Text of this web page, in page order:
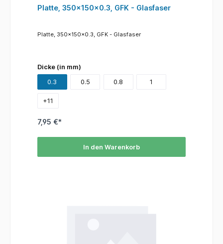
Platte, 350x150x0.3, GFK - Glasfaser
Platte, 350x150x0.3, GFK - Glasfaser
Dicke (in mm)
0.3
0.5 0.8 1
+11
7,95 €*
In den Warenkorb